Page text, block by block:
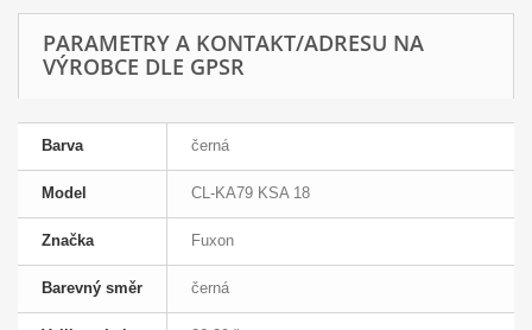
PARAMETRY A KONTAKT/ADRESU NA
VÝROBCE DLE GPSR
Barva černá
Model CL-KA79 KSA 18
Značka Fuxon
Barevný směr černá